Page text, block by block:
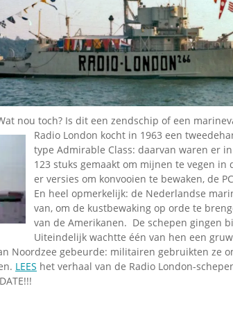
Omroepbanden
Stoomfluit Klaas
Vaak
Uitvinding
jinglecassette
nou toch? Is dit een zendschip of een
Radio London kocht in 1963 een
type Admirable Class: daarvan waren er
123 stuks gemaakt om mijnen te vegen in
er versies om konvooien te bewaken, de
En heel opmerkelijk: de Nederlandse
van, om de kustbewaking op orde te
van de Amerikanen. De schepen gingen
Uiteindelijk wachtte één van hen een
Noordzee gebeurde: militairen gebruikten ze
LEES het verhaal van de Radio London-